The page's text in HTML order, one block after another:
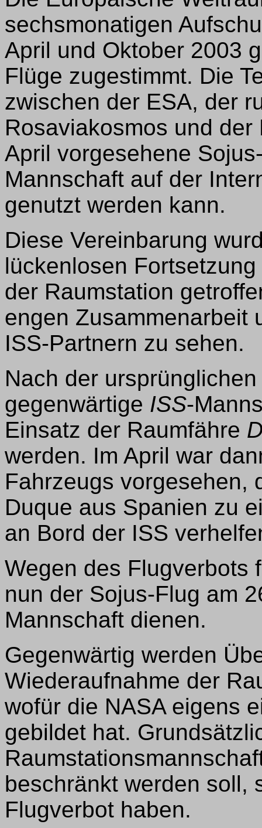
sechsmonatigen
April und Oktober 2003
Flüge zugestimmt. Die
zwischen der ESA, der
Rosaviakosmos und
April vorgesehene
Mannschaft auf der
genutzt werden kann.
Diese Vereinbarung
lückenlosen
der Raumstation
engen Zusammenarbeit
ISS-Partnern zu sehen.
Nach der
gegenwärtige ISS-
Einsatz der Raumfähre
werden. Im April war
Fahrzeugs vorgesehen,
Duque aus Spanien zu
an Bord der ISS
Wegen des Flugverbots
nun der Sojus-Flug am
Mannschaft dienen.
Gegenwärtig werden
Wiederaufnahme der
wofür die NASA eigens
gebildet hat.
beschränkt werden soll,
Flugverbot haben.